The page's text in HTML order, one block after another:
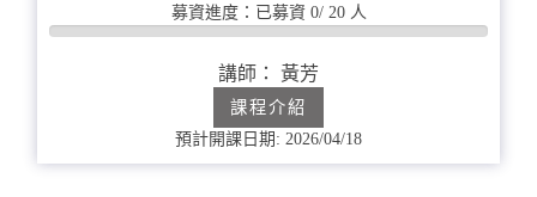
募資進度：已募資 0/ 20 人
0%
講師： 黃芳
課程介紹
預計開課日期: 2026/04/18